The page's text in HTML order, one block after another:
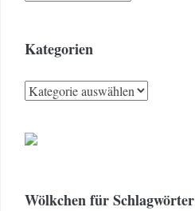
Kategorien
Kategorien
Wölkchen für Schlagwörter